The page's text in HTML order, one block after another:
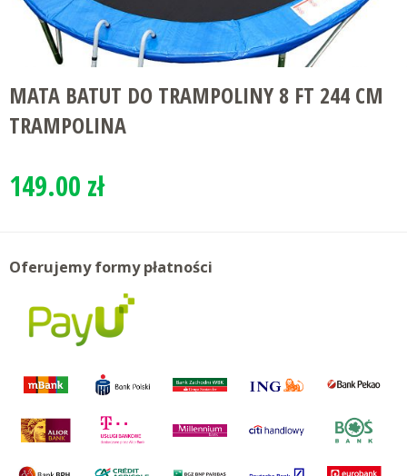
MATA BATUT DO TRAMPOLINY 8 FT 244 CM
TRAMPOLINA
149.00 zł
Oferujemy formy płatności